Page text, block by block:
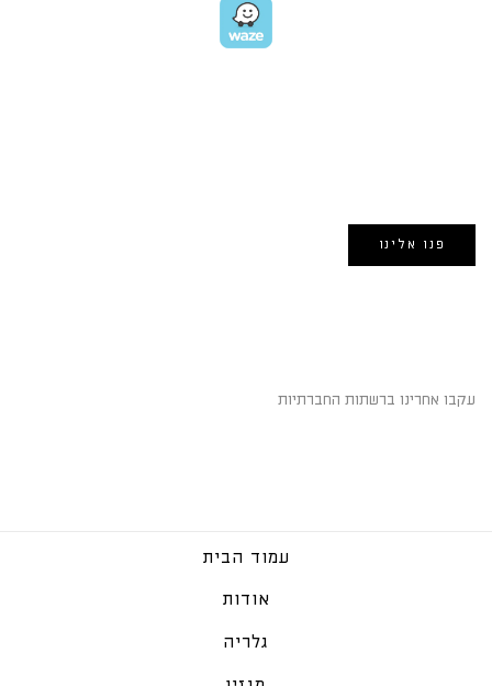
פנו אלינו
עקבו אחרינו ברשתות החברתיות
עמוד הבית
אודות
גלריה